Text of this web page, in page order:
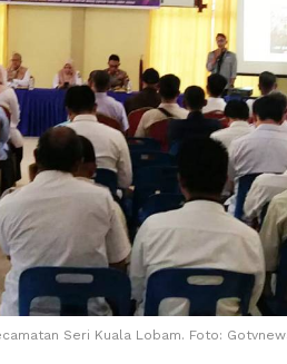
Seri Kuala Lobam. Foto: